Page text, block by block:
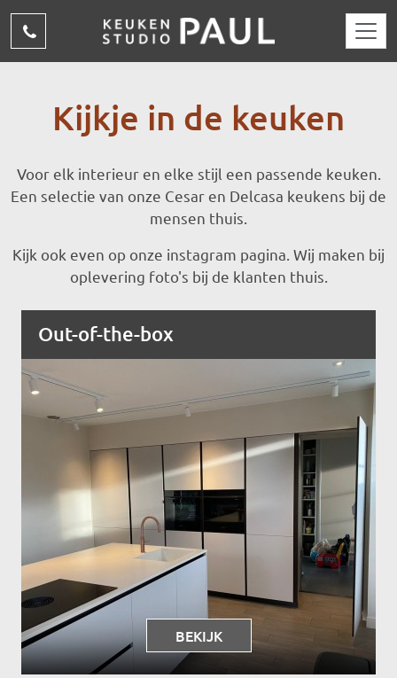
Overslaan en naar de inhoud gaan
(015)
Kijkje in de keuken
Voor elk interieur en elke stijl een passende keuken.
Een selectie van onze Cesar en Delcasa keukens bij de
mensen thuis.
Kijk ook even op onze instagram pagina. Wij maken bij
oplevering foto's bij de klanten thuis.
Out-of-the-box
BEKIJK